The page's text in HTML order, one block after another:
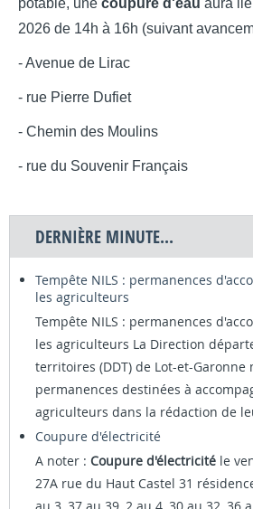
2026 de 14h à 16h (suivant
- Avenue de Lirac
- rue Pierre Dufiet
- Chemin des Moulins
- rue du Souvenir Français
DERNIÈRE MINUTE...
Tempête NILS : permanences
les agriculteurs
Tempête NILS : permanences
les agriculteurs La Direction
territoires (DDT) de Lot-et-Garonne
permanences destinées à
agriculteurs dans la rédaction de
Coupure d'électricité
A noter : Coupure d'électricité le
27A rue du Haut Castel 31
au 3, 37 au 39, 2 au 4, 30 au 32, 36